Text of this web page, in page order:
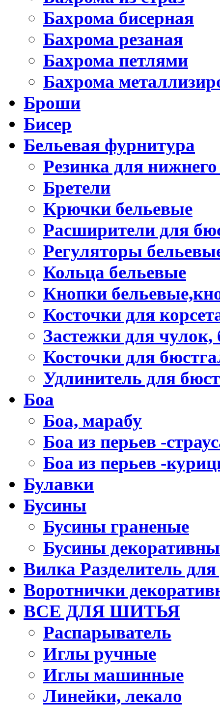
Бахрома бисерная
Бахрома резаная
Бахрома петлями
Бахрома
Броши
Бисер
Бельевая фурнитура
Резинка для
Бретели
Крючки бельевые
Расширители для
Регуляторы
Кольца бельевые
Кнопки
Косточки для
Застежки для чулок,
Косточки для
Удлинитель для
Боа
Боа, марабу
Боа из перьев -
Боа из перьев -
Булавки
Бусины
Бусины граненые
Бусины
Вилка Разделитель для
Воротнички
ВСЕ ДЛЯ ШИТЬЯ
Распарыватель
Иглы ручные
Иглы машинные
Линейки, лекало